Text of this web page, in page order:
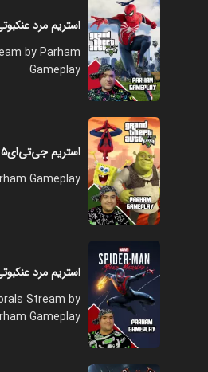
استریم مرد عنکبوتی در
by Parham
Gameplay
استریم جی‌تی‌ای۵ - پرهام گیم پلی
Gameplay
استریم مرد
Stream by
Gameplay